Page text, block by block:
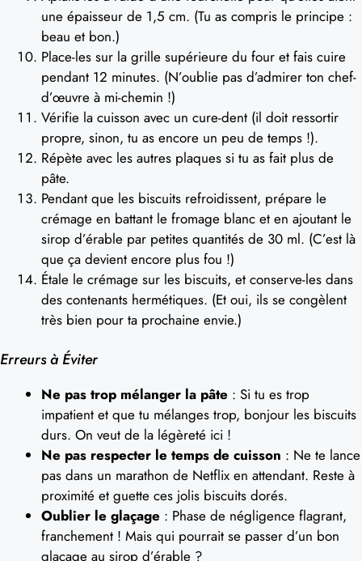
une épaisseur de 1,5 cm. (Tu as compris le principe :
beau et bon.)
Place-les sur la grille supérieure du four et fais cuire
pendant 12 minutes. (N’oublie pas d’admirer ton chef-
d’œuvre à mi-chemin !)
Vérifie la cuisson avec un cure-dent (il doit ressortir
propre, sinon, tu as encore un peu de temps !).
Répète avec les autres plaques si tu as fait plus de
pâte.
Pendant que les biscuits refroidissent, prépare le
crémage en battant le fromage blanc et en ajoutant le
sirop d’érable par petites quantités de 30 ml. (C’est là
que ça devient encore plus fou !)
Étale le crémage sur les biscuits, et conserve-les dans
des contenants hermétiques. (Et oui, ils se congèlent
très bien pour ta prochaine envie.)
Erreurs à Éviter
Ne pas trop mélanger la pâte : Si tu es trop
impatient et que tu mélanges trop, bonjour les biscuits
durs. On veut de la légèreté ici !
Ne pas respecter le temps de cuisson : Ne te lance
pas dans un marathon de Netflix en attendant. Reste à
proximité et guette ces jolis biscuits dorés.
Oublier le glaçage : Phase de négligence flagrant,
franchement ! Mais qui pourrait se passer d’un bon
glaçage au sirop d’érable ?